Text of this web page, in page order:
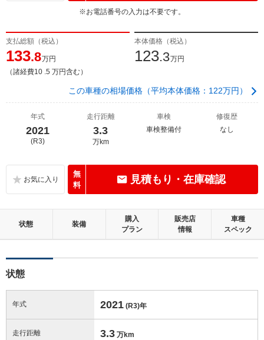
※お電話番号の入力は不要です。
支払総額（税込）
133.8万円
（諸経費10 .5 万円含む）
本体価格（税込）
123.3万円
この車種の相場価格（平均本体価格：122万円）
年式
2021
(R3)
走行距離
3.3
万km
車検
車検整備付
修復歴
なし
無
料
見積もり・在庫確認
状態 装備
購入
プラン
販売店
情報
車種
スペック
状態
年式 2021 (R3)年
走行距離 3.3 万km